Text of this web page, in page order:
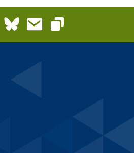
LinkedInBlueskyE-Mail
Link kopieren